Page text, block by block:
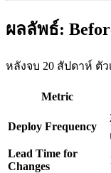
ผลลัพธ์:
หลังจบ 20 สัปดาห์ ตั
Metric
Deploy Frequency
Lead Time for
Changes